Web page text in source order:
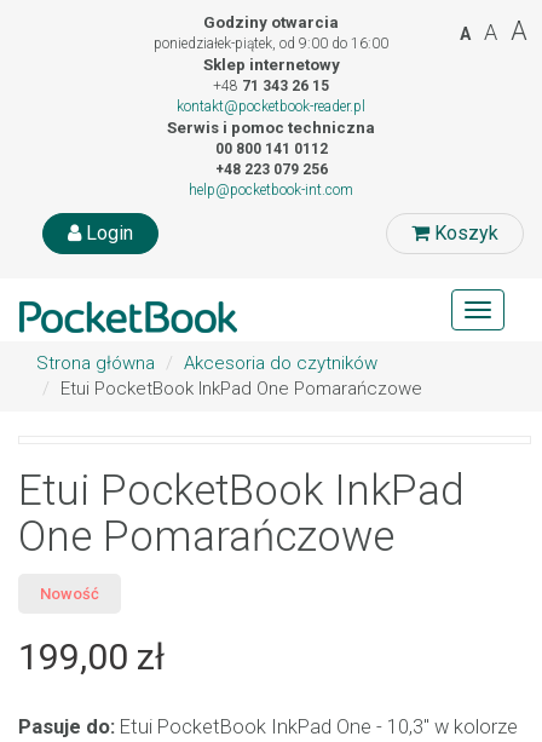
Godziny otwarcia
poniedziałek-piątek, od 9:00 do 16:00
Sklep internetowy
+48 71 343 26 15
kontakt@pocketbook-reader.pl
Serwis i pomoc techniczna
00 800 141 0112
+48 223 079 256
help@pocketbook-int.com
Koszyk
Login
A A A
Toggle
Strona główna
Akcesoria do czytników
Etui PocketBook InkPad One Pomarańczowe
Etui PocketBook InkPad
One Pomarańczowe
Nowość
199,00 zł
Pasuje do: Etui PocketBook InkPad One - 10,3'' w kolorze